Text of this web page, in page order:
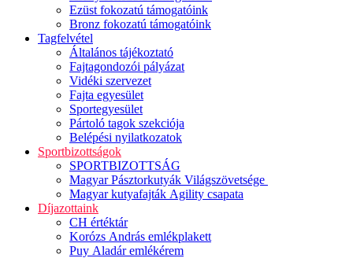
Ezüst fokozatú támogatóink
Bronz fokozatú támogatóink
Tagfelvétel
Általános tájékoztató
Fajtagondozói pályázat
Vidéki szervezet
Fajta egyesület
Sportegyesület
Pártoló tagok szekciója
Belépési nyilatkozatok
Sportbizottságok
SPORTBIZOTTSÁG
Magyar Pásztorkutyák Világszövetsége
Magyar kutyafajták Agility csapata
Díjazottaink
CH értéktár
Korózs András emlékplakett
Puy Aladár emlékérem